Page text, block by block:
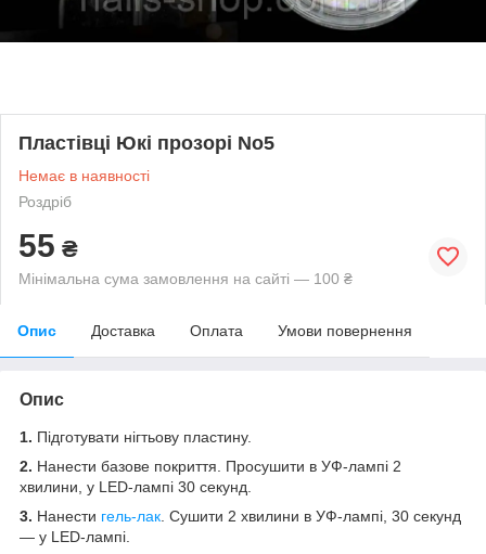
Пластівці Юкі прозорі No5
Немає в наявності
Роздріб
55 ₴
Мінімальна сума замовлення на сайті — 100 ₴
Опис Доставка Оплата Умови повернення
Опис
1. Підготувати нігтьову пластину.
2. Нанести базове покриття. Просушити в УФ-лампі 2
хвилини, у LED-лампі 30 секунд.
3. Нанести гель-лак . Сушити 2 хвилини в УФ-лампі, 30 секунд
— у LED-лампі.